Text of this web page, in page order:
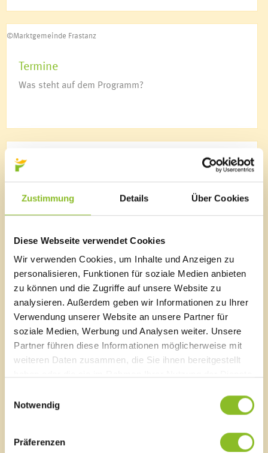
Zustimmung Details Über Cookies
Diese Webseite verwendet Cookies
Wir verwenden Cookies, um Inhalte und Anzeigen zu
personalisieren, Funktionen für soziale Medien anbieten
zu können und die Zugriffe auf unsere Website zu
analysieren. Außerdem geben wir Informationen zu Ihrer
Verwendung unserer Website an unsere Partner für
soziale Medien, Werbung und Analysen weiter. Unsere
Partner führen diese Informationen möglicherweise mit
weiteren Daten zusammen, die Sie ihnen bereitgestellt
Notwendig
Präferenzen
Vorsorgemappe
Krankenpflege
Mobiler Hilfsdienst
Essen auf Rädern für Senioren
Wohnen für Jung & Alt
Aqua Mühle Vorarlberg
Jugendhaus K9
Liste von Institutionen
Elternberatung
familieplus
Familienlotsinnen
Familienimpulse
Familienhilfe
Familienzuschuss
Familienpass
Tagesbetreuung für Senioren
Seniorenverbindungen
Tagesmütter
Babysitter-Dienst
Aktion Heugabel
Allianz in den Alpen
©Marktgemeinde Frastanz
Termine
Was steht auf dem Programm?
Über uns
Hier finden Sie ein Kurzporträt und die Öffnungszeiten.
©Marktgemeinde Frastanz
Unser Team
Die Mitarbeiterinnen des Kindergartens Amerlügen.
Reckholderaweg 8
Lageplan